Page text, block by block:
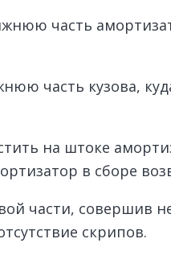
часть
часть кузова,
на штоке
в сборе
части, совершив
скрипов.